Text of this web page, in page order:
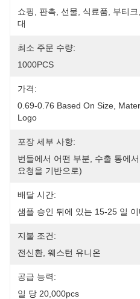
쇼핑, 판촉, 선물, 식료품, 부티
대
최소 주문 수량:
1000PCS
가격:
0.69-0.76 Based On Size,
Logo
포장 세부 사항:
번들에서 어떤 부분, 수출 통에
요청을 기반으로)
배달 시간:
샘플 승인 뒤에 있는 15-25 일 이
지불 조건:
전신환, 웨스턴 유니온
공급 능력:
일 당 20,000pcs